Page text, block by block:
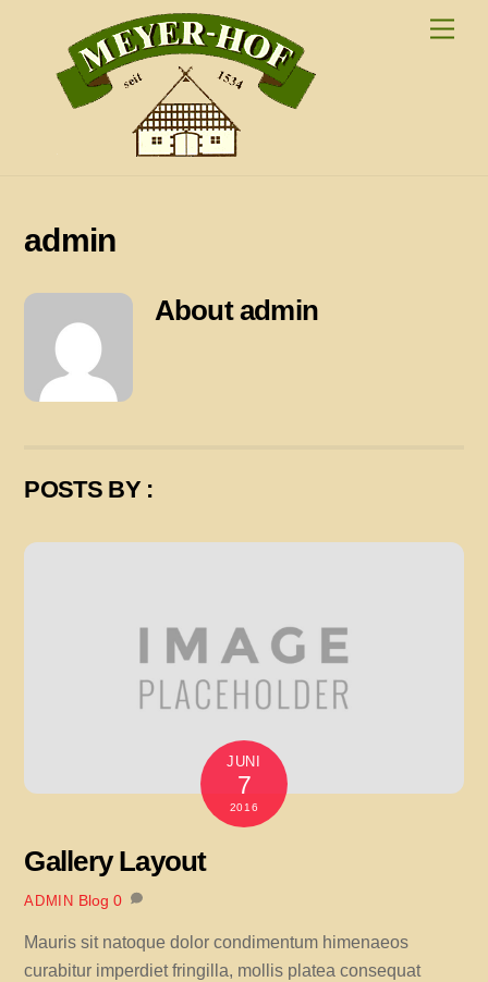
admin
Aboutadmin
POSTS BY :
JUNI
7
2016
Gallery Layout
ADMIN Blog 0
Mauris sit natoque dolor condimentum himenaeos
curabitur imperdiet fringilla, mollis platea consequat